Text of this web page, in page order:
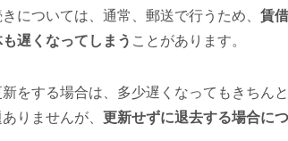
については、通常、郵送で行うため、 賃
遅くなってしまう ことがあります。
をする場合は、多少遅くなってもきちん
りませんが、 更新せずに退去する場合に